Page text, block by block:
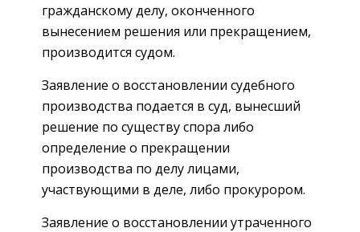
гражданскому делу, оконченного
вынесением решения или прекращением,
производится судом.
Заявление о восстановлении судебного
производства подается в суд, вынесший
решение по существу спора либо
определение о прекращении
производства по делу лицами,
участвующими в деле, либо прокурором.
Заявление о восстановлении утраченного